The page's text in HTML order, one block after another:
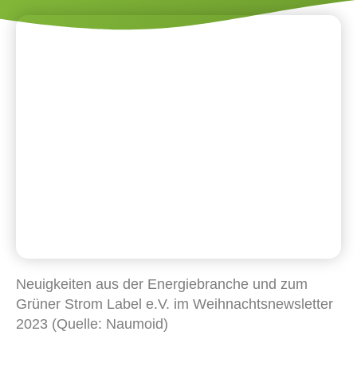
Neuigkeiten aus der Energiebranche und zum
Grüner Strom Label e.V. im Weihnachtsnewsletter
2023 (Quelle: Naumoid)